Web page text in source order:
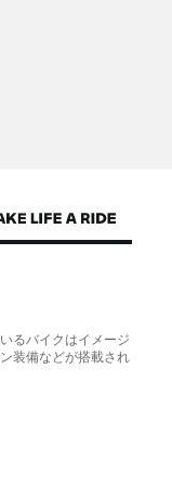
るバイクはイメージ
装備などが搭載され